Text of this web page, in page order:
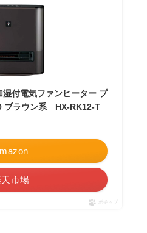
付電気ファンヒーター プ
ブラウン系 HX-RK12-T
市場
ポチップ